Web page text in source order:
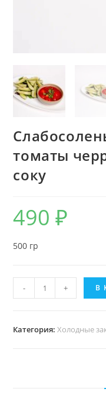
томаты
соку
490₽
500 гр
- + В
Категория:Холодные